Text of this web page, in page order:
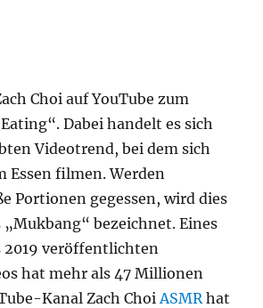
Choi auf YouTube zum
Dabei handelt es sich
Videotrend, bei dem sich
Essen filmen. Werden
Portionen gegessen, wird dies
bezeichnet. Eines
2019 veröffentlichten
hat mehr als 47 Millionen
Kanal Zach ChoiASMRhat